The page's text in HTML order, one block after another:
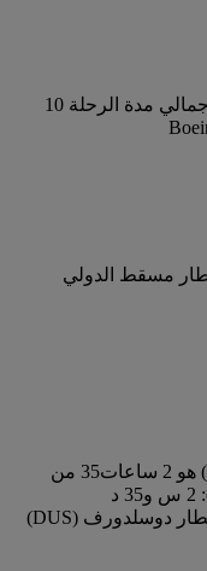
رقم الرحلة 58 يتم التشغيل من قبل EK, إجمالي مدة الرحلة 10
إلى مطار مسقط الدولي
وقت الانتظار في مطار دوسلدورف (DUS) هو 2 ساعات35 من